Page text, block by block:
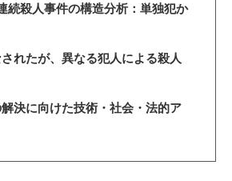
続殺人事件の構造分析：単独犯か
れたが、異なる犯人による殺人
決に向けた技術・社会・法的ア